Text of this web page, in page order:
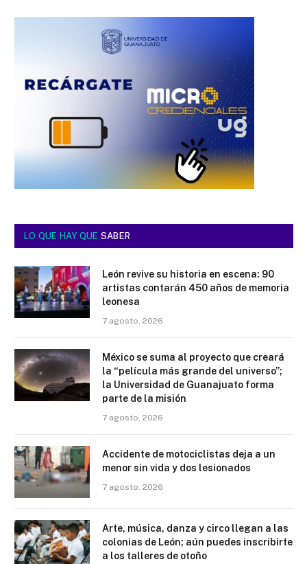
LO QUE HAY QUE SABER
León revive su historia en escena: 90
artistas contarán 450 años de memoria
leonesa
7 agosto, 2026
México se suma al proyecto que creará
la “película más grande del universo”;
la Universidad de Guanajuato forma
parte de la misión
7 agosto, 2026
Accidente de motociclistas deja a un
menor sin vida y dos lesionados
7 agosto, 2026
Arte, música, danza y circo llegan a las
colonias de León; aún puedes inscribirte
a los talleres de otoño